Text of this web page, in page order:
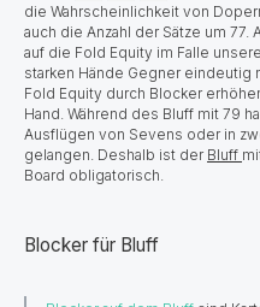
die Wahrscheinlichkeit von
auch die Anzahl der Sätze um
auf die Fold Equity im Falle
starken Hände Gegner eindeutig
Fold Equity durch Blocker
Hand. Während des Bluff mit 79
Ausflügen von Sevens oder in
gelangen. Deshalb ist der Bluff
Board obligatorisch.
Blocker für Bluff